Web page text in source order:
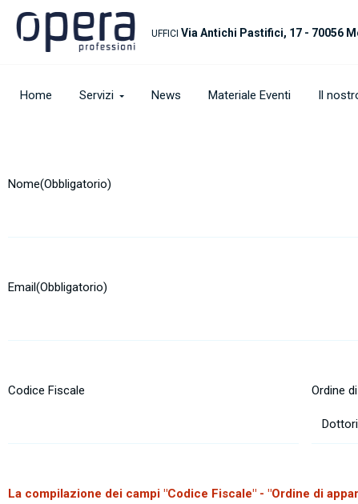
UFFICI Via Antichi Pastifici, 17 - 70056
Home Servizi News Materiale Eventi Il
Nome(Obbligatorio)
Email(Obbligatorio)
Codice Fiscale Ordine
La compilazione dei campi "Codice Fiscale" - "Ordine di